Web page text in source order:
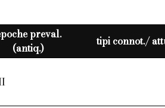
preval.
(antiq.)
tipi connot./